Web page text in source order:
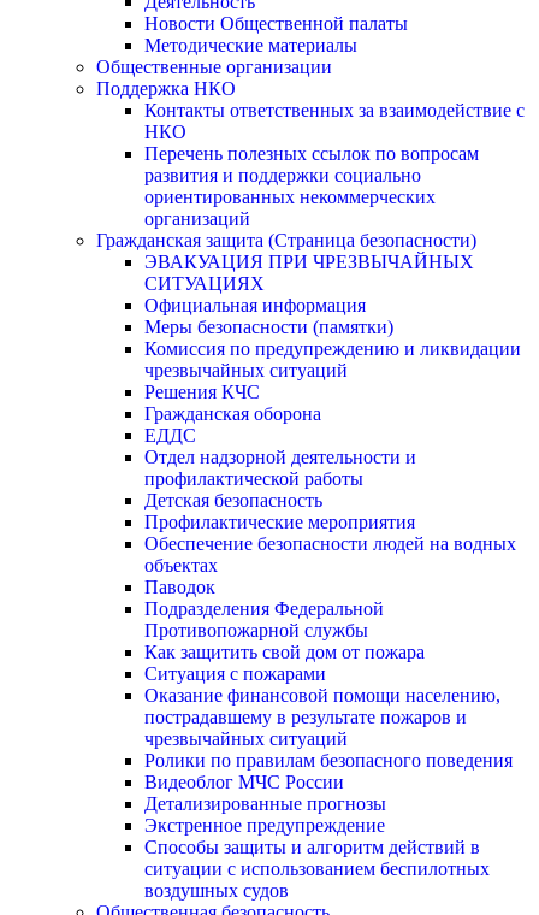
Новости Общественной палаты
Методические материалы
Общественные организации
Поддержка НКО
Контакты ответственных за взаимодействие с
НКО
Перечень полезных ссылок по вопросам
развития и поддержки социально
ориентированных некоммерческих
организаций
Гражданская защита (Страница безопасности)
ЭВАКУАЦИЯ ПРИ ЧРЕЗВЫЧАЙНЫХ
СИТУАЦИЯХ
Официальная информация
Меры безопасности (памятки)
Комиссия по предупреждению и ликвидации
чрезвычайных ситуаций
Решения КЧС
Гражданская оборона
ЕДДС
Отдел надзорной деятельности и
профилактической работы
Детская безопасность
Профилактические мероприятия
Обеспечение безопасности людей на водных
объектах
Паводок
Подразделения Федеральной
Противопожарной службы
Как защитить свой дом от пожара
Ситуация с пожарами
Оказание финансовой помощи населению,
пострадавшему в результате пожаров и
чрезвычайных ситуаций
Ролики по правилам безопасного поведения
Видеоблог МЧС России
Детализированные прогнозы
Экстренное предупреждение
Способы защиты и алгоритм действий в
ситуации с использованием беспилотных
воздушных судов